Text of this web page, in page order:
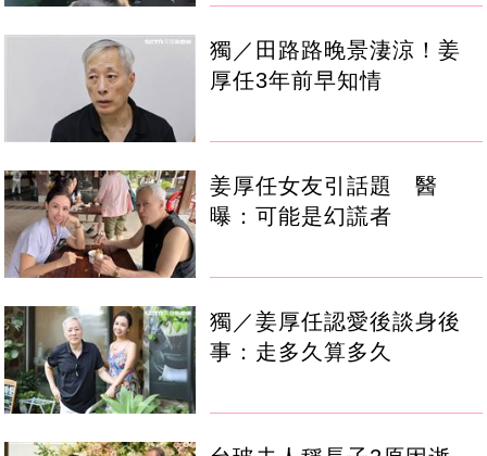
獨／田路路晚景淒涼！姜
厚任3年前早知情
姜厚任女友引話題 醫
曝：可能是幻謊者
獨／姜厚任認愛後談身後
事：走多久算多久